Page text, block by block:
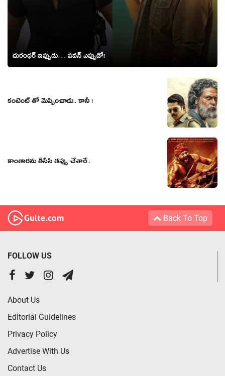
దురంధ‌ర్ ఇప్పుడు… పవన్ ఎప్పుడో!
కంటెంట్ తో మెప్పించాడు.. కానీ !
కాంతారను తీసేసి తప్పు చేశారే..
Back To Top
FOLLOW US
About Us
Editorial Guidelines
Privacy Policy
Advertise With Us
Contact Us